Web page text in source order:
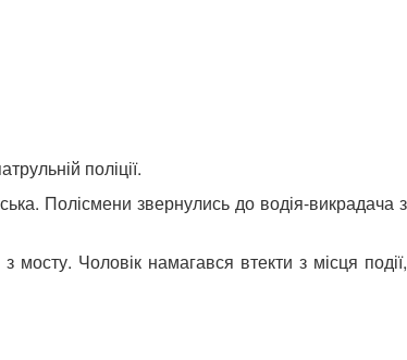
поліції.
Полісмени звернулись до водія-викрадача з
Чоловік намагався втекти з місця події,